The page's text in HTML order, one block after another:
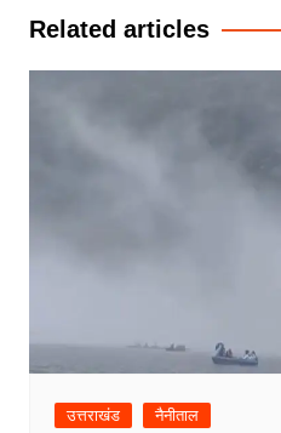
Related articles
उत्तराखंड नैनीताल